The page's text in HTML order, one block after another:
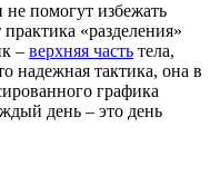
помогут избежать
«разделения»
– верхняя часть тела,
надежная тактика, она в
графика
день – это день